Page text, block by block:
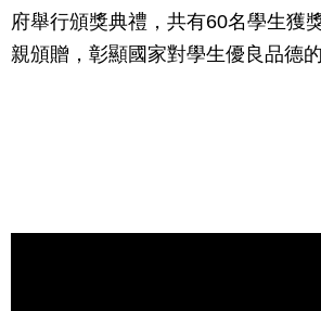
府舉行頒獎典禮，共有60名學生獲
親頒贈，彰顯國家對學生優良品德的